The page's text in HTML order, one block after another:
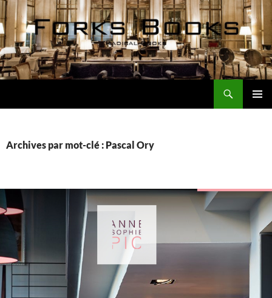
Aller
au
contenu
Archives par mot-clé : Pascal Ory